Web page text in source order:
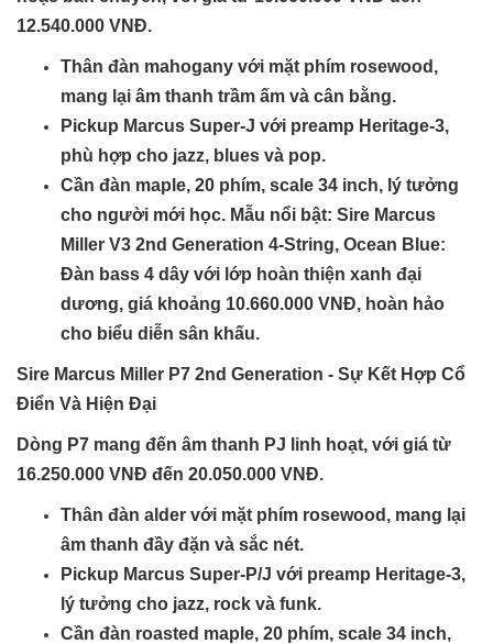
12.540.000 VNĐ.
Thân đàn mahogany với mặt phím rosewood,
mang lại âm thanh trầm ấm và cân bằng.
Pickup Marcus Super-J với preamp Heritage-3,
phù hợp cho jazz, blues và pop.
Cần đàn maple, 20 phím, scale 34 inch, lý tưởng
cho người mới học. Mẫu nổi bật: Sire Marcus
Miller V3 2nd Generation 4-String, Ocean Blue:
Đàn bass 4 dây với lớp hoàn thiện xanh đại
dương, giá khoảng 10.660.000 VNĐ, hoàn hảo
cho biểu diễn sân khấu.
Sire Marcus Miller P7 2nd Generation - Sự Kết Hợp Cổ
Điển Và Hiện Đại
Dòng P7 mang đến âm thanh PJ linh hoạt, với giá từ
16.250.000 VNĐ đến 20.050.000 VNĐ.
Thân đàn alder với mặt phím rosewood, mang lại
âm thanh đầy đặn và sắc nét.
Pickup Marcus Super-P/J với preamp Heritage-3,
lý tưởng cho jazz, rock và funk.
Cần đàn roasted maple, 20 phím, scale 34 inch,